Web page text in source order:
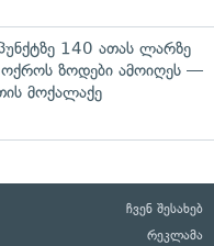
პუნქტზე 140 ათას ლარზე
ოქროს ზოდები ამოიღეს —
მოქალაქე
ჩვენ შესახებ
რეკლამა